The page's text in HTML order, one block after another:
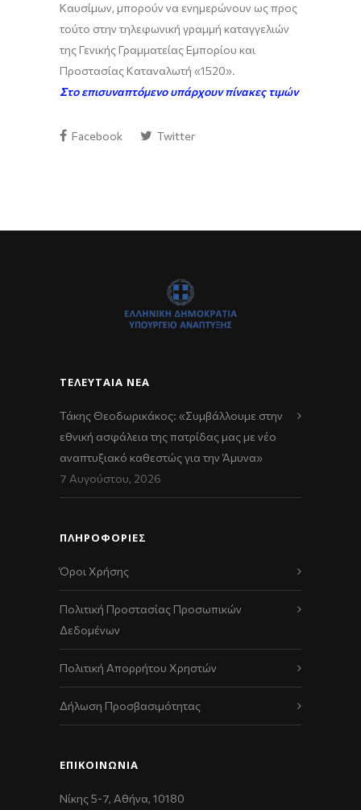
Καυσίμων, μπορούν να ενημερώνουν ως προς
τούτο στην τηλεφωνική γραμμή καταγγελιών
της Γενικής Γραμματείας Εμπορίου και
Προστασίας Καταναλωτή «1520».
Στο επισυναπτόμενο υπάρχουν πίνακες τιμών
Facebook Twitter
ΤΕΛΕΥΤΑΊΑ ΝΈΑ
Τάκης Θεοδωρικάκος: «Συμβάλλουμε στην
εθνική ασφάλεια της πατρίδας μας με νέο
αναπτυξιακό καθεστώς για την Άμυνα»
7 Αυγούστου, 2026
ΠΛΗΡΟΦΟΡΙΕΣ
Όροι Χρήσης
Πολιτική Προστασίας Προσωπικών
Δεδομένων
Πολιτική Απορρήτου Χρηστών
Δήλωση Προσβασιμότητας
ΕΠΙΚΟΙΝΩΝΊΑ
Νίκης 5-7, Αθήνα, 10180